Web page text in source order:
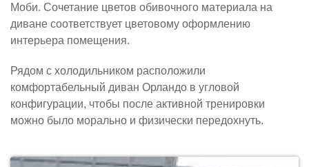
Моби. Сочетание цветов обивочного материала на
диване соответствует цветовому оформлению
интерьера помещения.
Рядом с холодильником расположили
комфортабельный диван Орландо в угловой
конфигурации, чтобы после активной тренировки
можно было морально и физически передохнуть.